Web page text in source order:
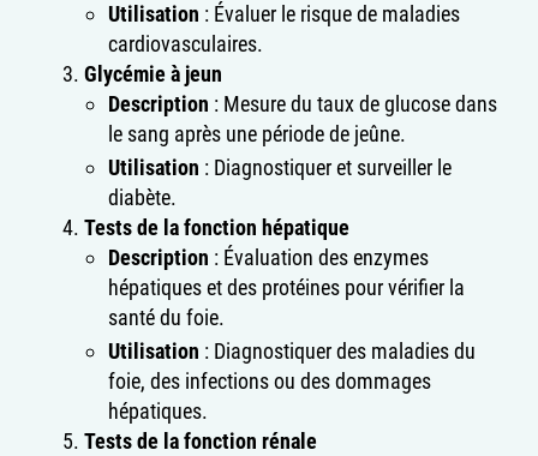
Utilisation : Évaluer le risque de maladies
cardiovasculaires.
Glycémie à jeun
Description : Mesure du taux de glucose dans
le sang après une période de jeûne.
Utilisation : Diagnostiquer et surveiller le
diabète.
Tests de la fonction hépatique
Description : Évaluation des enzymes
hépatiques et des protéines pour vérifier la
santé du foie.
Utilisation : Diagnostiquer des maladies du
foie, des infections ou des dommages
hépatiques.
Tests de la fonction rénale